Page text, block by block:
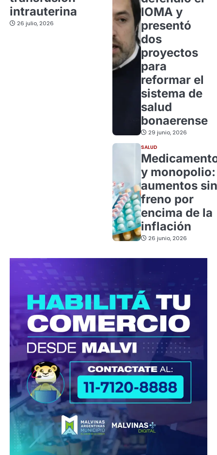
intrauterina
26 julio, 2026
IOMA y
presentó
dos
proyectos
para
reformar el
sistema de
salud
bonaerense
29 junio, 2026
SALUD
y monopolio:
aumentos sin
freno por
encima de la
inflación
26 junio, 2026